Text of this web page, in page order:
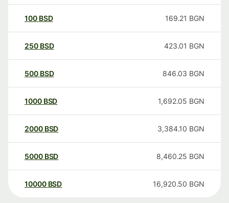
100 BSD 169.21 BGN
250 BSD 423.01 BGN
500 BSD 846.03 BGN
1000 BSD 1,692.05 BGN
2000 BSD 3,384.10 BGN
5000 BSD 8,460.25 BGN
10000 BSD 16,920.50 BGN